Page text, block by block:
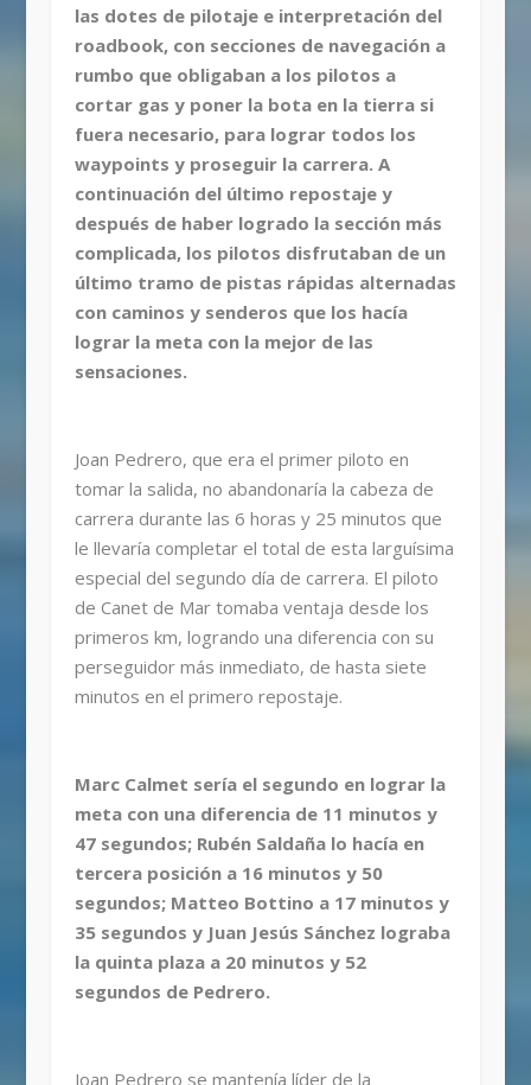
las dotes de pilotaje e interpretación del
roadbook, con secciones de navegación a
rumbo que obligaban a los pilotos a
cortar gas y poner la bota en la tierra si
fuera necesario, para lograr todos los
waypoints y proseguir la carrera. A
continuación del último repostaje y
después de haber logrado la sección más
complicada, los pilotos disfrutaban de un
último tramo de pistas rápidas alternadas
con caminos y senderos que los hacía
lograr la meta con la mejor de las
sensaciones.
Joan Pedrero, que era el primer piloto en
tomar la salida, no abandonaría la cabeza de
carrera durante las 6 horas y 25 minutos que
le llevaría completar el total de esta larguísima
especial del segundo día de carrera. El piloto
de Canet de Mar tomaba ventaja desde los
primeros km, logrando una diferencia con su
perseguidor más inmediato, de hasta siete
minutos en el primero repostaje.
Marc Calmet sería el segundo en lograr la
meta con una diferencia de 11 minutos y
47 segundos; Rubén Saldaña lo hacía en
tercera posición a 16 minutos y 50
segundos; Matteo Bottino a 17 minutos y
35 segundos y Juan Jesús Sánchez lograba
la quinta plaza a 20 minutos y 52
segundos de Pedrero.
Joan Pedrero se mantenía líder de la